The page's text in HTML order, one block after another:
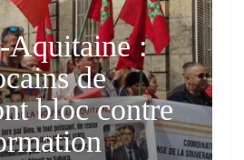
Aquitaine :
de
bloc contre